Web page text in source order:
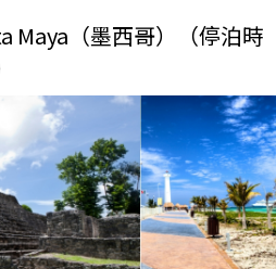
Maya（墨西哥）（停泊時